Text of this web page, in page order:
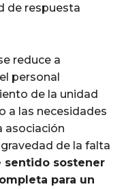
de respuesta
reduce a
personal
de la unidad
a las necesidades
asociación
de la falta
sentido sostener
para un